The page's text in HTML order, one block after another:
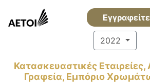
Εγγραφείτε
2022
Κατασκευαστικές Εταιρείες,
Γραφεία, Εμπόριο